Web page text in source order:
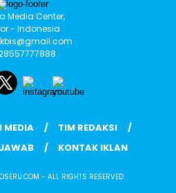
Media Center,
- Indonesia
MEDIA
TIM REDAKSI
KONTAK IKLAN
- ALL RIGHTS RESERVED